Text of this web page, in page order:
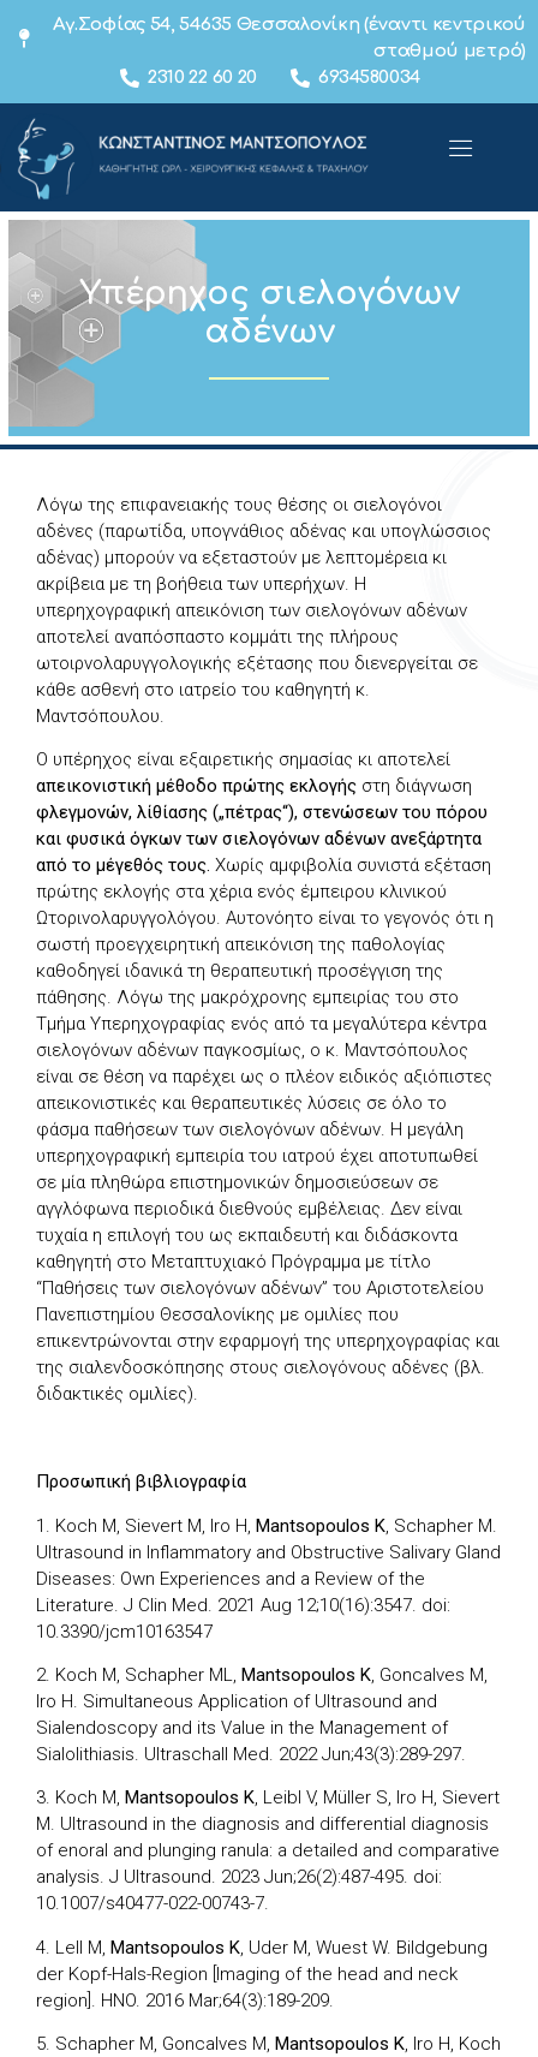
Αγ.Σοφίας 54, 54635 Θεσσαλονίκη (έναντι κεντρικού
σταθμού μετρό)
2310 22 60 20
6934580034
Υπέρηχος σιελογόνων
αδένων
Λόγω της επιφανειακής τους θέσης οι σιελογόνοι
αδένες (παρωτίδα, υπογνάθιος αδένας και υπογλώσσιος
αδένας) μπορούν να εξεταστούν με λεπτομέρεια κι
ακρίβεια με τη βοήθεια των υπερήχων. Η
υπερηχογραφική απεικόνιση των σιελογόνων αδένων
αποτελεί αναπόσπαστο κομμάτι της πλήρους
ωτοιρνολαρυγγολογικής εξέτασης που διενεργείται σε
κάθε ασθενή στο ιατρείο του καθηγητή κ.
Μαντσόπουλου.
Ο υπέρηχος είναι εξαιρετικής σημασίας κι αποτελεί
απεικονιστική μέθοδο πρώτης εκλογής στη διάγνωση
φλεγμονών, λίθίασης („πέτρας“), στενώσεων του πόρου
και φυσικά όγκων των σιελογόνων αδένων ανεξάρτητα
από το μέγεθός τους. Χωρίς αμφιβολία συνιστά εξέταση
πρώτης εκλογής στα χέρια ενός έμπειρου κλινικού
Ωτορινολαρυγγολόγου. Αυτονόητο είναι το γεγονός ότι η
σωστή προεγχειρητική απεικόνιση της παθολογίας
καθοδηγεί ιδανικά τη θεραπευτική προσέγγιση της
πάθησης. Λόγω της μακρόχρονης εμπειρίας του στο
Τμήμα Υπερηχογραφίας ενός από τα μεγαλύτερα κέντρα
σιελογόνων αδένων παγκοσμίως, ο κ. Μαντσόπουλος
είναι σε θέση να παρέχει ως ο πλέον ειδικός αξιόπιστες
απεικονιστικές και θεραπευτικές λύσεις σε όλο το
φάσμα παθήσεων των σιελογόνων αδένων. Η μεγάλη
υπερηχογραφική εμπειρία του ιατρού έχει αποτυπωθεί
σε μία πληθώρα επιστημονικών δημοσιεύσεων σε
αγγλόφωνα περιοδικά διεθνούς εμβέλειας. Δεν είναι
τυχαία η επιλογή του ως εκπαιδευτή και διδάσκοντα
καθηγητή στο Μεταπτυχιακό Πρόγραμμα με τίτλο
“Παθήσεις των σιελογόνων αδένων” του Αριστοτελείου
Πανεπιστημίου Θεσσαλονίκης με ομιλίες που
επικεντρώνονται στην εφαρμογή της υπερηχογραφίας και
της σιαλενδοσκόπησης στους σιελογόνους αδένες (βλ.
διδακτικές ομιλίες).
Προσωπική βιβλιογραφία
1. Koch M, Sievert M, Iro H, Mantsopoulos K , Schapher M.
Ultrasound in Inflammatory and Obstructive Salivary Gland
Diseases: Own Experiences and a Review of the
Literature. J Clin Med. 2021 Aug 12;10(16):3547. doi:
10.3390/jcm10163547
2. Koch M, Schapher ML, Mantsopoulos K, Goncalves M,
Iro H. Simultaneous Application of Ultrasound and
Sialendoscopy and its Value in the Management of
Sialolithiasis. Ultraschall Med. 2022 Jun;43(3):289-297.
3. Koch M, Mantsopoulos K, Leibl V, Müller S, Iro H, Sievert
M. Ultrasound in the diagnosis and differential diagnosis
of enoral and plunging ranula: a detailed and comparative
analysis. J Ultrasound. 2023 Jun;26(2):487-495. doi:
10.1007/s40477-022-00743-7.
4. Lell M, Mantsopoulos K, Uder M, Wuest W. Bildgebung
der Kopf-Hals-Region [Imaging of the head and neck
region]. HNO. 2016 Mar;64(3):189-209.
5. Schapher M, Goncalves M, Mantsopoulos K, Iro H, Koch